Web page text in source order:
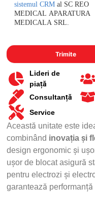
sistemul CRM al SC REO
MEDICAL APARATURA
MEDICALA SRL.
Lideri de
piață
Consultanță
Service
Această unitate este
combinând inovația și
design ergonomic și
ușor de blocat asigură
pentru electrozi și
garantează performanță